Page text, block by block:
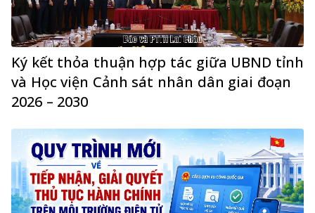
Ký kết thỏa thuận hợp tác giữa UBND tỉnh
và Học viện Cảnh sát nhân dân giai đoạn
2026 – 2030